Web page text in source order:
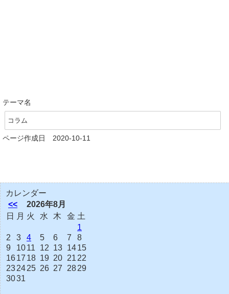
テーマ名
コラム
ページ作成日 2020-10-11
カレンダー
<<
2026年8月
日
月 火 水 木 金 土
1
2
3 4 5 6 7
8
9
1011 12 13 1415
1617 18 19 20 21 22
232425 26 27 2829
3031